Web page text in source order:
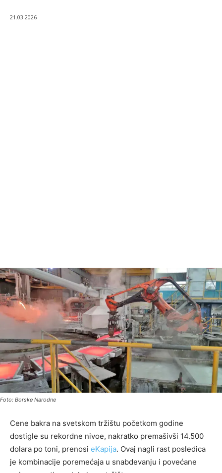
21.03.2026
Foto: Borske Narodne
Cene bakra na svetskom tržištu početkom godine
dostigle su rekordne nivoe, nakratko premašivši 14.500
dolara po toni, prenosi eKapija. Ovaj nagli rast posledica
je kombinacije poremećaja u snabdevanju i povećane